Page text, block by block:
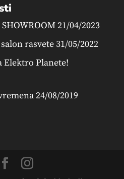
21/04/2023
rasvete 31/05/2022
Elektro Planete!
24/08/2019